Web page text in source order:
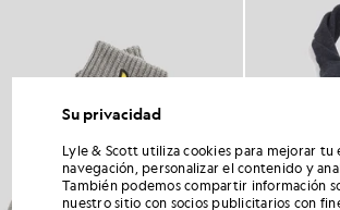
Su privacidad
Lyle & Scott utiliza cookies para mejorar tu
navegación, personalizar el contenido y
También podemos compartir información
nuestro sitio con socios publicitarios con